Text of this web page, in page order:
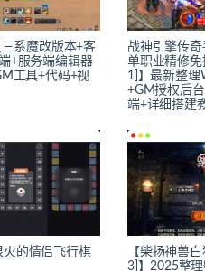
三系魔改版本+客
+服务端编辑器
工具+代码+视
战神引擎传
单职业精修
1]】最新整理
+GM授权后
端+详细搭建
火的情侣飞行棋
【柴扬神兽
3]】2025整